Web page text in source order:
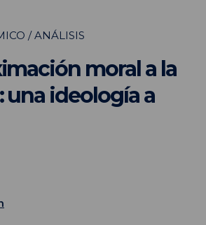
/ ANÁLISIS
moral a la
una ideología a